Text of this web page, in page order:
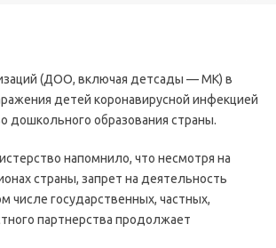
(ДОО, включая детсады — МК) в
детей коронавирусной инфекцией
образования страны.
напомнило, что несмотря на
страны, запрет на деятельность
числе государственных, частных,
партнерства продолжает